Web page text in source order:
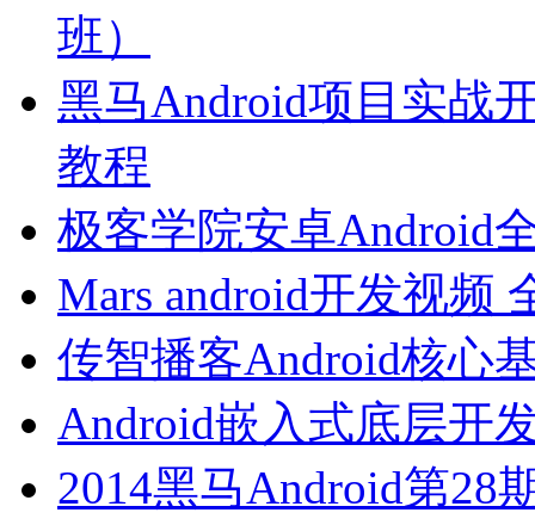
班）
黑马Android项目实战
教程
极客学院安卓Android
Mars android开发视频
传智播客Android核心
Android嵌入式底层开
2014黑马Android第28